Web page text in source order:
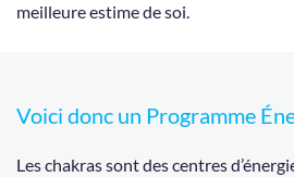
meilleure estime de soi.
Voici donc un Programme
Les chakras sont des centres